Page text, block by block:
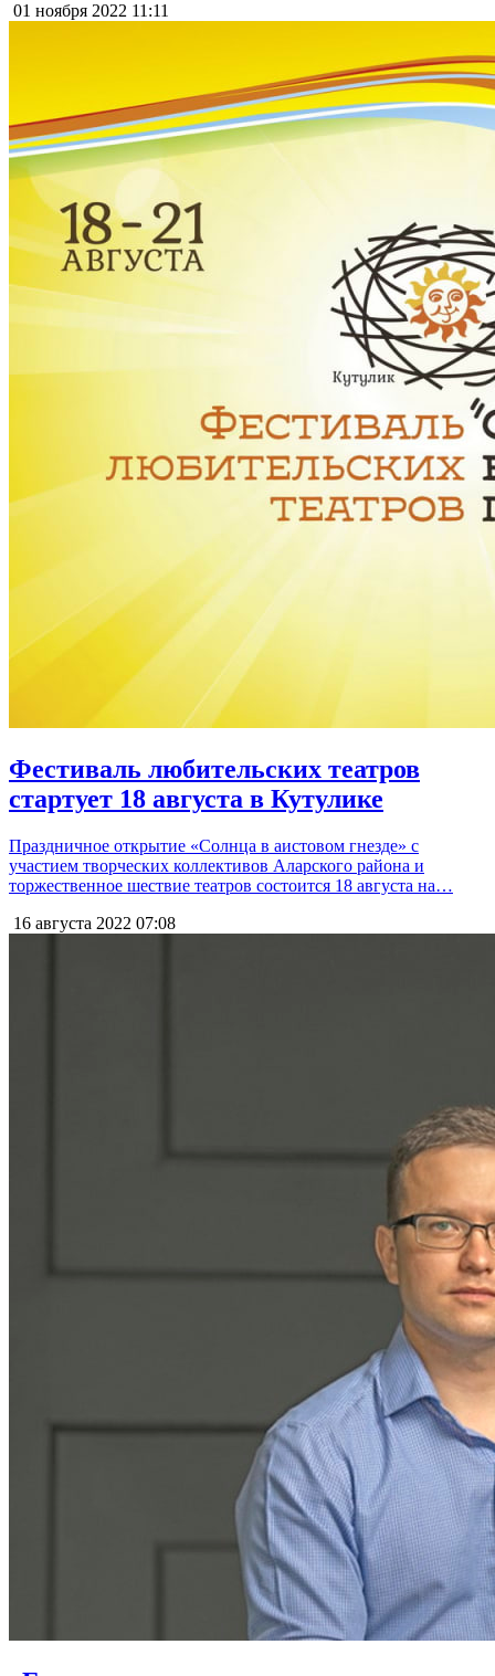
01 ноября 2022 11:11
Фестиваль любительских театров
стартует 18 августа в Кутулике
Праздничное открытие «Солнца в аистовом гнезде» с
участием творческих коллективов Аларского района и
торжественное шествие театров состоится 18 августа на…
16 августа 2022 07:08